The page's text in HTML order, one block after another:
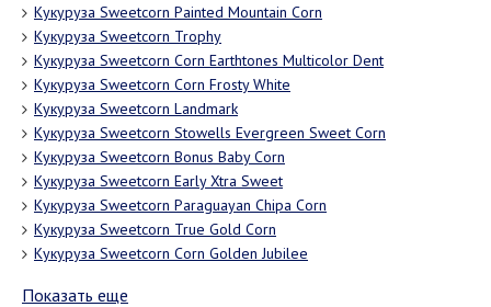
Кукуруза Sweetcorn Painted Mountain Corn
Кукуруза Sweetcorn Trophy
Кукуруза Sweetcorn Corn Earthtones Multicolor Dent
Кукуруза Sweetcorn Corn Frosty White
Кукуруза Sweetcorn Landmark
Кукуруза Sweetcorn Stowells Evergreen Sweet Corn
Кукуруза Sweetcorn Bonus Baby Corn
Кукуруза Sweetcorn Early Xtra Sweet
Кукуруза Sweetcorn Paraguayan Chipa Corn
Кукуруза Sweetcorn True Gold Corn
Кукуруза Sweetcorn Corn Golden Jubilee
Показать еще